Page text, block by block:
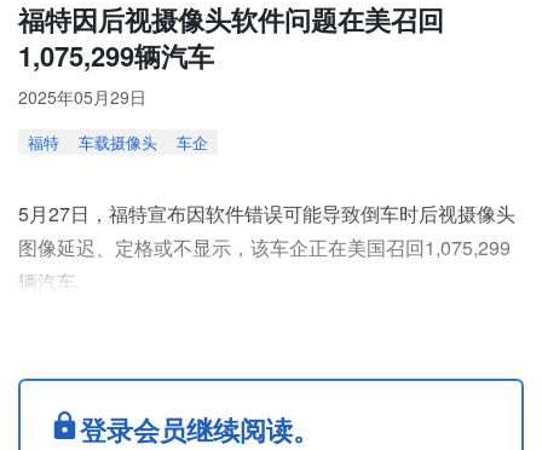
福特因后视摄像头软件问题在美召回
1,075,299辆汽车
2025年05月29日
福特 车载摄像头 车企
5月27日，福特宣布因软件错误可能导致倒车时后视摄像头
图像延迟、定格或不显示，该车企正在美国召回1,075,299
辆汽车。
550、F-600、2022-2024款Expedition、2022-2025款
Transit、2021-2023款Mach-E、2024款Rang....
登录会员继续阅读。